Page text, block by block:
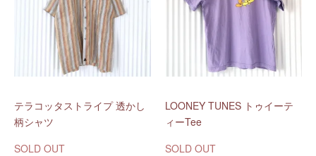
テラコッタストライプ 透かし
柄シャツ
SOLD OUT
LOONEY TUNES トゥイーテ
ィーTee
SOLD OUT